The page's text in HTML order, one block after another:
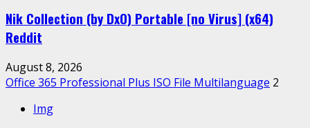
Nik Collection (by DxO) Portable [no Virus] (x64)
Reddit
August 8, 2026
Office 365 Professional Plus ISO File Multilanguage 2
Img